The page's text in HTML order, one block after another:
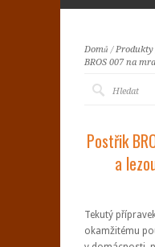
Domů /Produkty
BROS 007 na
Postřik
a
Tekutý
okamžitému